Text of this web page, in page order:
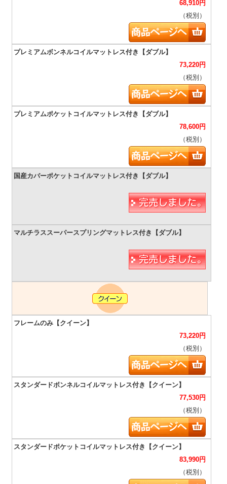
68,910円
（税別）
73,220円
（税別）
78,600円
（税別）
73,220円
（税別）
77,530円
（税別）
83,990円
（税別）